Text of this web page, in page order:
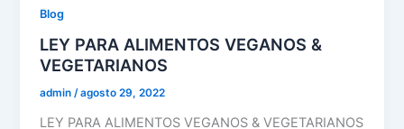
Blog
LEY PARA ALIMENTOS VEGANOS &
VEGETARIANOS
admin/agosto 29, 2022
LEY PARA ALIMENTOS VEGANOS & VEGETARIANOS